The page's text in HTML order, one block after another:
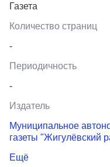
Газета
Количество страниц
-
Периодичность
-
Издатель
Муниципальное
газеты "Жигулёвский
Ещё